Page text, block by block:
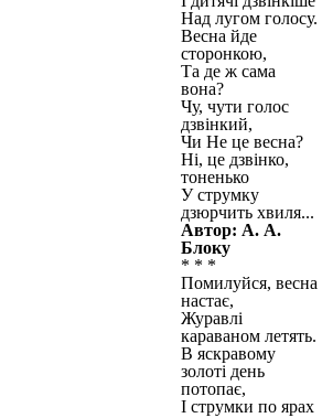
Над лугом голосу.
Весна йде
сторонкою,
Та де ж сама
вона?
Чу, чути голос
дзвінкий,
Чи Не це весна?
Ні, це дзвінко,
тоненько
У струмку
дзюрчить хвиля...
Автор: А. А.
Блоку
* * *
Помилуйся, весна
настає,
Журавлі
караваном летять.
В яскравому
золоті день
потопає,
І струмки по ярах